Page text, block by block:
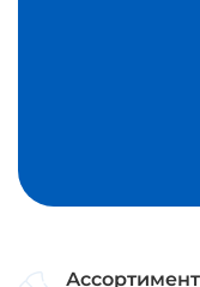
Ассортимент